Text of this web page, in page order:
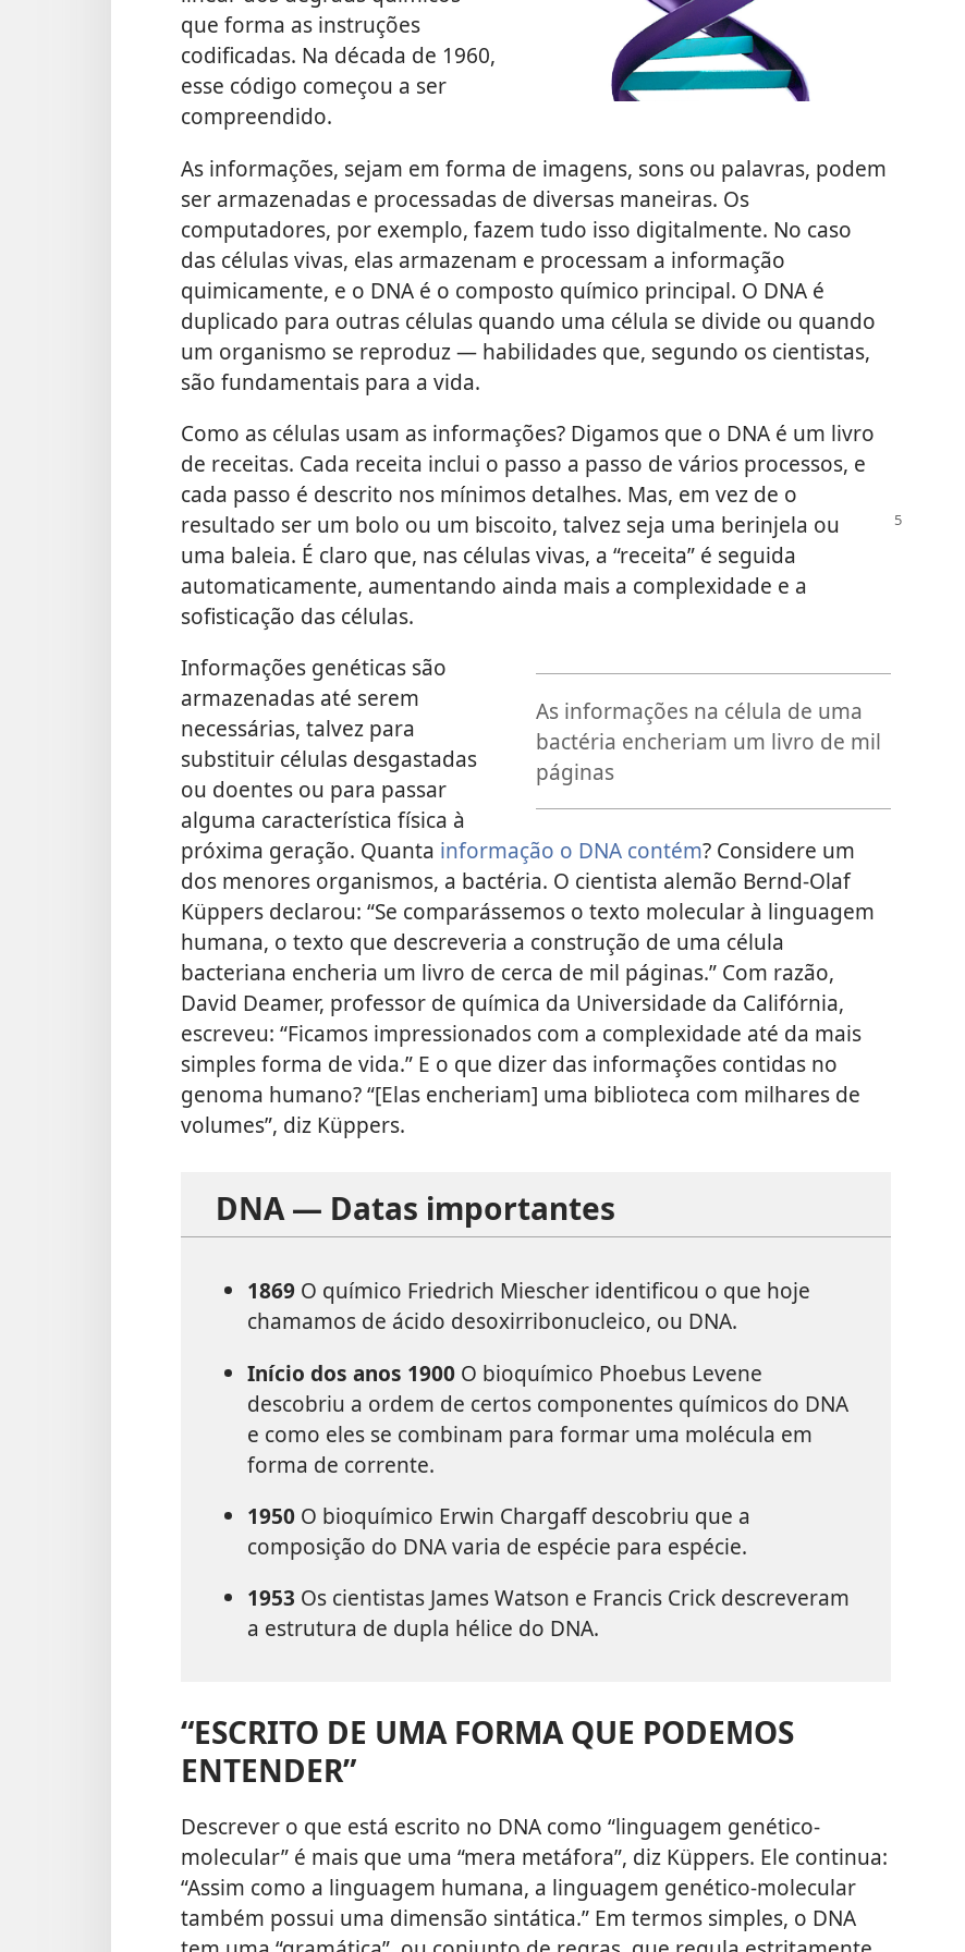
que forma as instruções
codificadas. Na década de 1960,
esse código começou a ser
compreendido.
As informações, sejam em forma de imagens, sons ou palavras, podem
ser armazenadas e processadas de diversas maneiras. Os
computadores, por exemplo, fazem tudo isso digitalmente. No caso
das células vivas, elas armazenam e processam a informação
quimicamente, e o DNA é o composto químico principal. O DNA é
duplicado para outras células quando uma célula se divide ou quando
um organismo se reproduz — habilidades que, segundo os cientistas,
são fundamentais para a vida.
Como as células usam as informações? Digamos que o DNA é um livro
de receitas. Cada receita inclui o passo a passo de vários processos, e
cada passo é descrito nos mínimos detalhes. Mas, em vez de o
resultado ser um bolo ou um biscoito, talvez seja uma berinjela ou
uma baleia. É claro que, nas células vivas, a “receita” é seguida
automaticamente, aumentando ainda mais a complexidade e a
sofisticação das células.
As informações na célula de uma
bactéria encheriam um livro de mil
páginas
Informações genéticas são
armazenadas até serem
necessárias, talvez para
substituir células desgastadas
ou doentes ou para passar
alguma característica física à
próxima geração. Quanta informação o DNA contém? Considere um
dos menores organismos, a bactéria. O cientista alemão Bernd-Olaf
Küppers declarou: “Se comparássemos o texto molecular à linguagem
humana, o texto que descreveria a construção de uma célula
bacteriana encheria um livro de cerca de mil páginas.” Com razão,
David Deamer, professor de química da Universidade da Califórnia,
escreveu: “Ficamos impressionados com a complexidade até da mais
simples forma de vida.” E o que dizer das informações contidas no
genoma humano? “[Elas encheriam] uma biblioteca com milhares de
volumes”, diz Küppers.
DNA — Datas importantes
1869 O químico Friedrich Miescher identificou o que hoje
chamamos de ácido desoxirribonucleico, ou DNA.
Início dos anos 1900 O bioquímico Phoebus Levene
descobriu a ordem de certos componentes químicos do DNA
e como eles se combinam para formar uma molécula em
forma de corrente.
1950 O bioquímico Erwin Chargaff descobriu que a
composição do DNA varia de espécie para espécie.
1953 Os cientistas James Watson e Francis Crick descreveram
a estrutura de dupla hélice do DNA.
“ESCRITO DE UMA FORMA QUE PODEMOS
ENTENDER”
Descrever o que está escrito no DNA como “linguagem genético-
molecular” é mais que uma “mera metáfora”, diz Küppers. Ele continua:
“Assim como a linguagem humana, a linguagem genético-molecular
também possui uma dimensão sintática.” Em termos simples, o DNA